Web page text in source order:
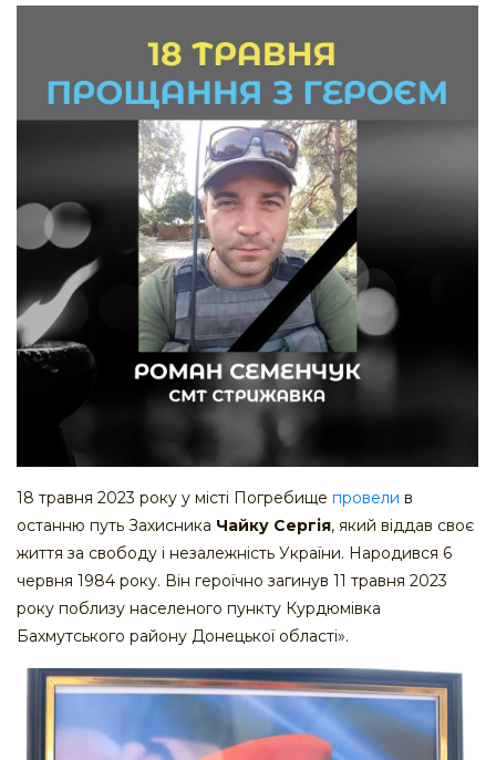
18 травня 2023 року у місті Погребище провели в
останню путь Захисника Чайку Сергія, який віддав своє
життя за свободу і незалежність України. Народився 6
червня 1984 року. Він героїчно загинув 11 травня 2023
року поблизу населеного пункту Курдюмівка
Бахмутського району Донецької області».